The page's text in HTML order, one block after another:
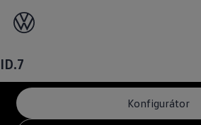
ID.7
Konfigurátor